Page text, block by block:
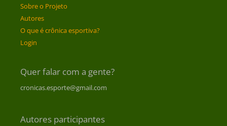
Sobre o Projeto
Autores
O que é crônica esportiva?
Login
Quer falar com a gente?
cronicas.esporte@gmail.com
Autores participantes